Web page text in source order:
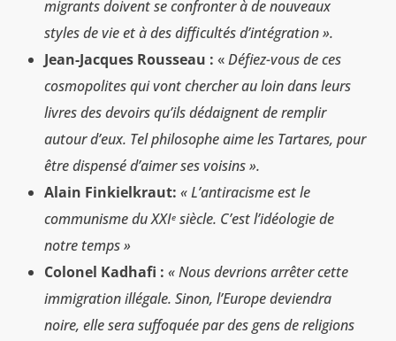
migrants doivent se confronter à de nouveaux
styles de vie et à des difficultés d’intégration ».
Jean-Jacques Rousseau : «Défiez-vous de ces
cosmopolites qui vont chercher au loin dans leurs
livres des devoirs qu’ils dédaignent de remplir
autour d’eux. Tel philosophe aime les Tartares, pour
être dispensé d’aimer ses voisins ».
Alain Finkielkraut: « L’antiracisme est le
communisme du XXIesiècle. C’est l’idéologie de
notre temps »
Colonel Kadhafi : « Nous devrions arrêter cette
immigration illégale. Sinon, l’Europe deviendra
noire, elle sera suffoquée par des gens de religions